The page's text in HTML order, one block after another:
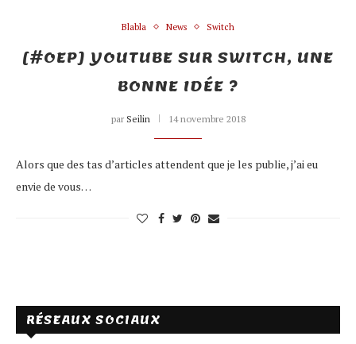
Blabla News Switch
[#OEP] YOUTUBE SUR SWITCH, UNE
BONNE IDÉE ?
par Seilin 14 novembre 2018
Alors que des tas d’articles attendent que je les publie, j’ai eu
envie de vous…
RÉSEAUX SOCIAUX